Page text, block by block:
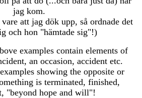
jag kom.
att jag dök upp, så ordnade det
och hon "hämtade sig"!)
examples contain elements of
an occasion, accident etc.
showing the opposite or
is terminated, finished,
"beyond hope and will"!